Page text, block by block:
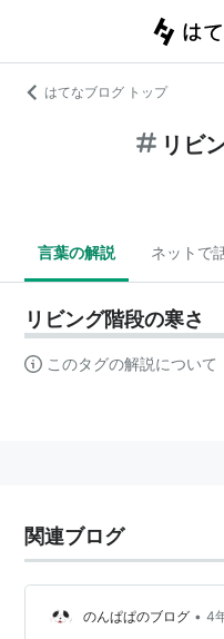
はてなブログ トップ
リビ
言葉の解説 ネットで
リビング階段の寒さ
このタグの解説について
関連ブログ
のんぱぱのブログ • 4